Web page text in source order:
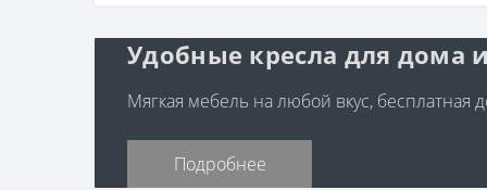
Удобные кресла для дома
Мягкая мебель на любой вкус, бесплатная
Подробнее